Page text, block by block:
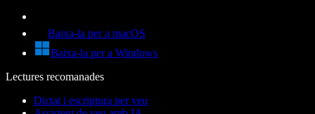
Baixa-la per a macOS
Baixa-la per a Windows
Lectures recomanades
Dictat i escriptura per veu